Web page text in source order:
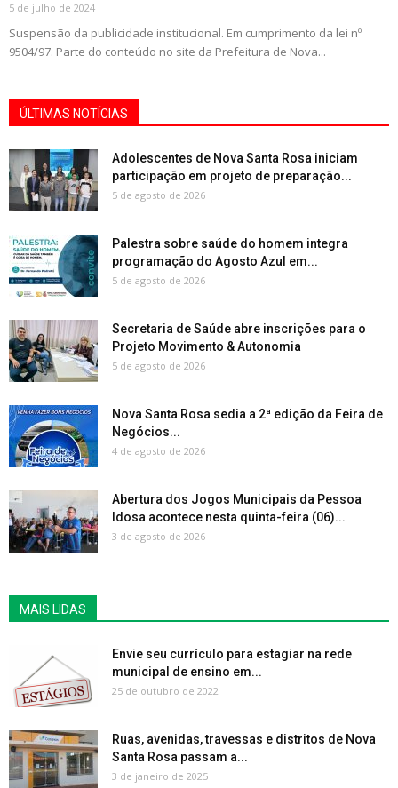
5 de julho de 2024
Suspensão da publicidade institucional. Em cumprimento da lei nº
9504/97. Parte do conteúdo no site da Prefeitura de Nova...
ÚLTIMAS NOTÍCIAS
Adolescentes de Nova Santa Rosa iniciam
participação em projeto de preparação...
5 de agosto de 2026
Palestra sobre saúde do homem integra
programação do Agosto Azul em...
5 de agosto de 2026
Secretaria de Saúde abre inscrições para o
Projeto Movimento & Autonomia
5 de agosto de 2026
Nova Santa Rosa sedia a 2ª edição da Feira de
Negócios...
4 de agosto de 2026
Abertura dos Jogos Municipais da Pessoa
Idosa acontece nesta quinta-feira (06)...
3 de agosto de 2026
MAIS LIDAS
Envie seu currículo para estagiar na rede
municipal de ensino em...
25 de outubro de 2022
Ruas, avenidas, travessas e distritos de Nova
Santa Rosa passam a...
3 de janeiro de 2025